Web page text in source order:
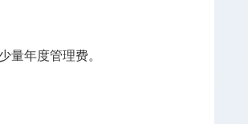
年度管理费。